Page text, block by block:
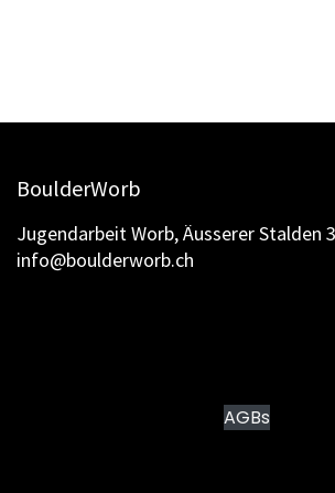
BoulderWorb
Jugendarbeit Worb, Äusserer Stalden
info@boulderworb.ch
AGBs